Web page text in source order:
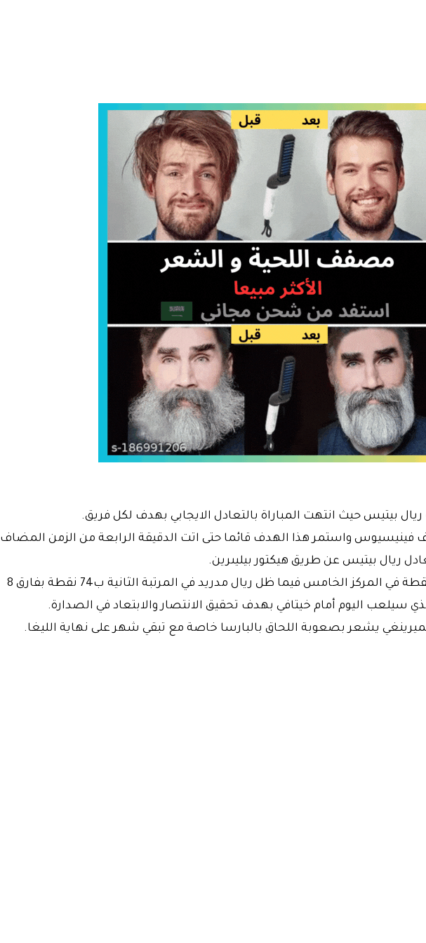
بيتيس حيث انتهت المباراة بالتعادل الايجابي بهدف لكل فريق.
فينيسيوس واستمر هذا الهدف قائما حتى اتت الدقيقة الرابعة من الزمن المضاف
ريال بيتيس عن طريق هيكتور بيليىرين.
بيتيس رفع رصيده إلى 50 نقطة في المركز الخامس فيما ظل ريال مدريد في المرتبة الثانية ب74 نقطة بفارق 8
سيلعب اليوم أمام خيتافي بهدف تحقيق الانتصار والابتعاد في الصدارة.
يشعر بصعوبة اللحاق بالبارسا خاصة مع تبقي شهر على نهاية الليغا.